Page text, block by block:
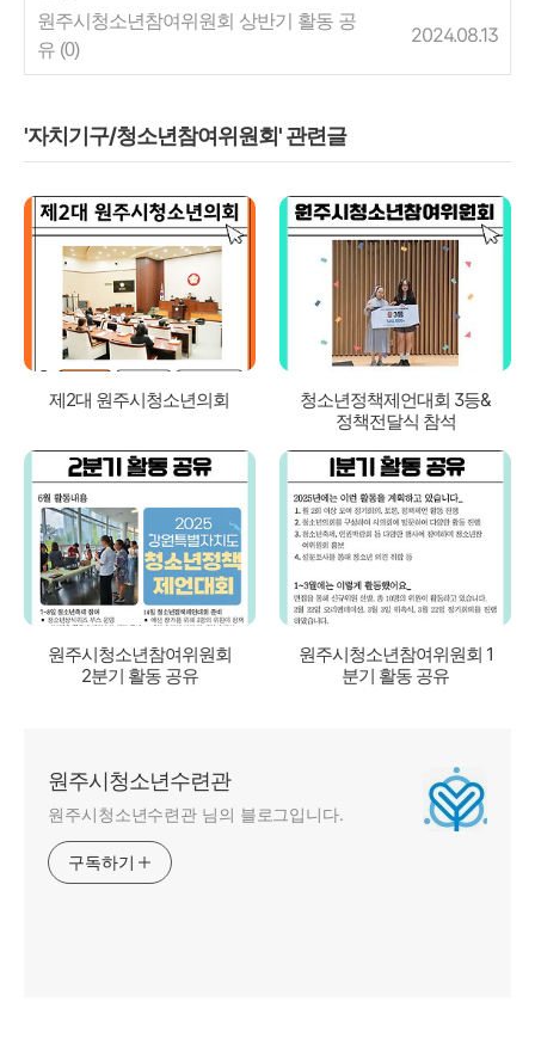
원주시청소년참여위원회 상반기 활동 공
유 (0)
2024.08.13
'자치기구/청소년참여위원회' 관련글
제2대 원주시청소년의회
청소년정책제언대회 3등&
정책전달식 참석
원주시청소년참여위원회
2분기 활동 공유
원주시청소년참여위원회 1
분기 활동 공유
원주시청소년수련관
원주시청소년수련관 님의 블로그입니다.
구독하기